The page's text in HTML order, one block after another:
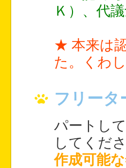
Ｋ）、代
★ 本来は
た。くわ
フリータ
パートし
してくだ
作成可能